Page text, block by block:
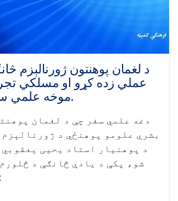
د لغمان پوهنتون ژورنالېزم
عملي زده کړو او مسلکي
موخه علمي سفر ترسره کړ.
دغه علمي سفر چې د لغمان
بشري علومو پوهنځي د
د پوهنیار استاد یحیی
شو، پکې د یادې څانګې د څلورم